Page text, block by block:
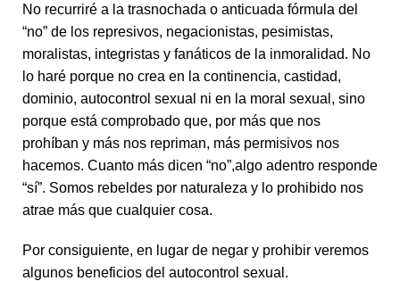
No recurriré a la trasnochada o anticuada fórmula del
“no” de los represivos, negacionistas, pesimistas,
moralistas, integristas y fanáticos de la inmoralidad. No
lo haré porque no crea en la continencia, castidad,
dominio, autocontrol sexual ni en la moral sexual, sino
porque está comprobado que, por más que nos
prohíban y más nos repriman, más permisivos nos
hacemos. Cuanto más dicen “no”,algo adentro responde
“sí”. Somos rebeldes por naturaleza y lo prohibido nos
atrae más que cualquier cosa.
Por consiguiente, en lugar de negar y prohibir veremos
algunos beneficios del autocontrol sexual.